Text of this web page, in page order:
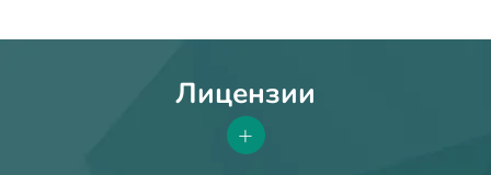
Лицензии
+